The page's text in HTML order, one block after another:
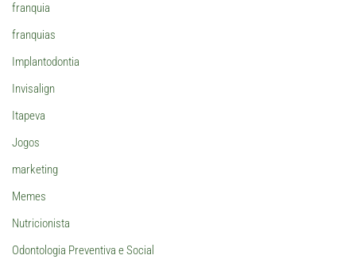
franquia
franquias
Implantodontia
Invisalign
Itapeva
Jogos
marketing
Memes
Nutricionista
Odontologia Preventiva e Social